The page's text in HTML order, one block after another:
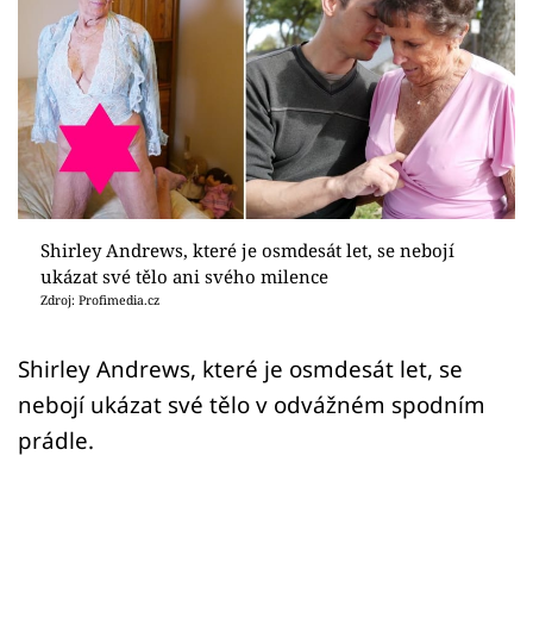
Virály
Sex a vztahy
Videa
Sledujte prima+
Přihlášení
Sledujte nás
Shirley Andrews, které je osmdesát let, se nebojí
ukázat své tělo ani svého milence
Zdroj: Profimedia.cz
Shirley Andrews, které je osmdesát let, se
nebojí ukázat své tělo v odvážném spodním
prádle.